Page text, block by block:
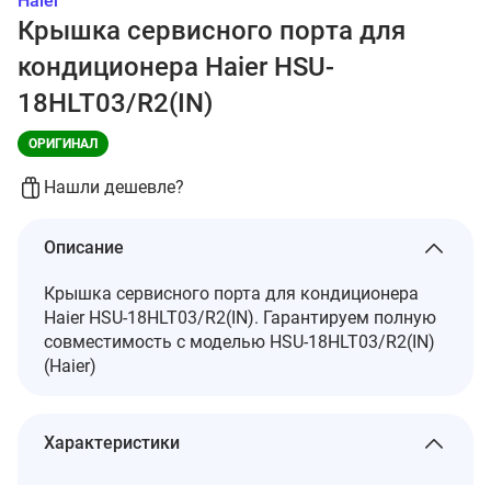
Крышка сервисного порта для
кондиционера Haier HSU-
18HLT03/R2(IN)
ОРИГИНАЛ
Нашли дешевле?
Описание
Крышка сервисного порта для кондиционера
Haier HSU-18HLT03/R2(IN). Гарантируем полную
совместимость с моделью HSU-18HLT03/R2(IN)
(Haier)
Характеристики